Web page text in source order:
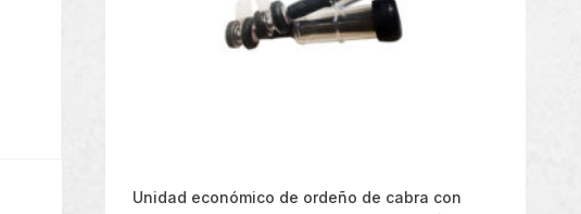
Unidad económico de ordeño de cabra con